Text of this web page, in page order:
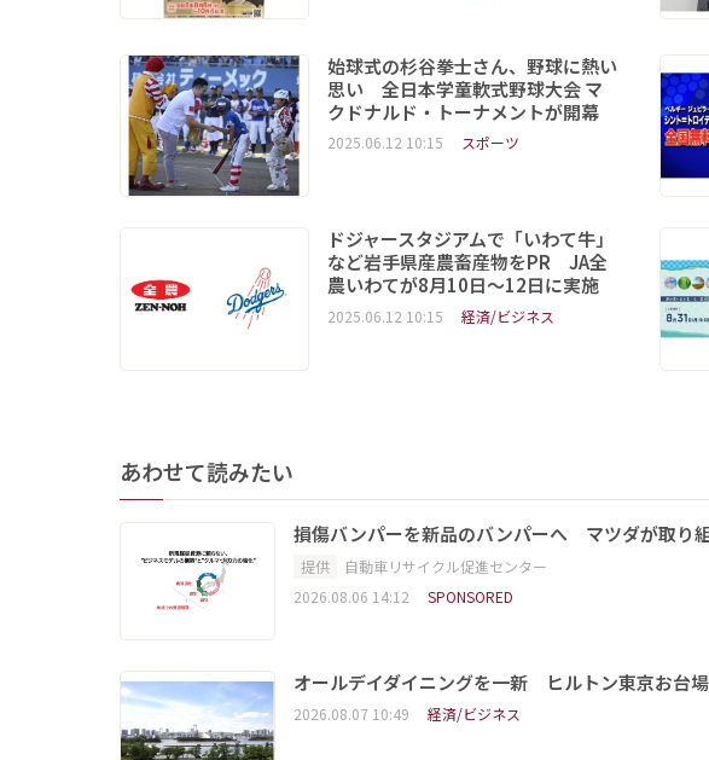
始球式の杉谷拳士さん、野球に熱い
思い 全日本学童軟式野球大会 マ
クドナルド・トーナメントが開幕
2025.06.12 10:15 スポーツ
ドジャースタジアムで「いわて牛」
など岩手県産農畜産物をPR JA全
農いわてが8月10日～12日に実施
2025.06.12 10:15 経済/ビジネス
あわせて読みたい
損傷バンパーを新品のバンパーへ マツダが取り組
提供
自動車リサイクル促進センター
2026.08.06 14:12
SPONSORED
オールデイダイニングを一新 ヒルトン東京お台
2026.08.07 10:49 経済/ビジネス